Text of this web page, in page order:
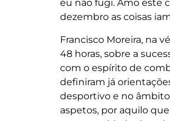
eu não fugi. Amo este
dezembro as coisas
Francisco Moreira, na
48 horas, sobre a
com o espírito de
definiram já
desportivo e no
aspetos, por aquilo